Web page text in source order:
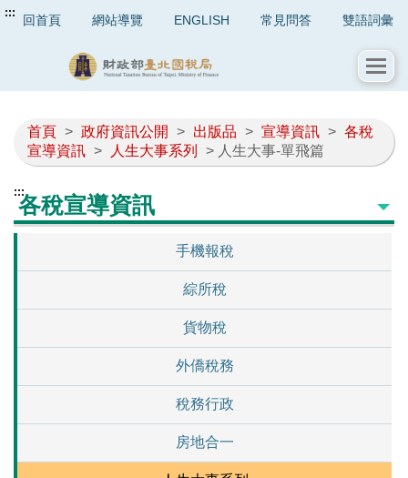
::: 回首頁 網站導覽 ENGLISH 常見問答 雙語詞彙
首頁 > 政府資訊公開 > 出版品 > 宣導資訊 > 各稅
宣導資訊 > 人生大事系列 > 人生大事-單飛篇
:::各稅宣導資訊
手機報稅
綜所稅
貨物稅
外僑稅務
稅務行政
房地合一